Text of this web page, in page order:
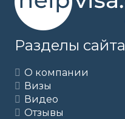
Разделы сайта
О компании
Визы
Видео
Отзывы